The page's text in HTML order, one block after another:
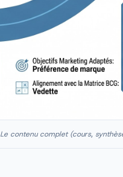
Le contenu complet (cours,